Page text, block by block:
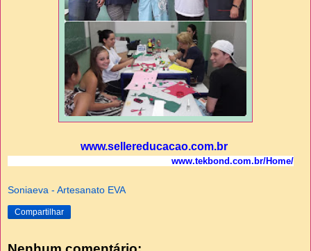
www.sellereducacao.com.br
www.tekbond.com.br/Home/
Soniaeva - Artesanato EVA
Compartilhar